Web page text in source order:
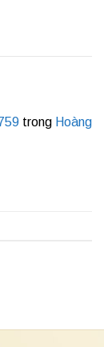
trong Hoàng